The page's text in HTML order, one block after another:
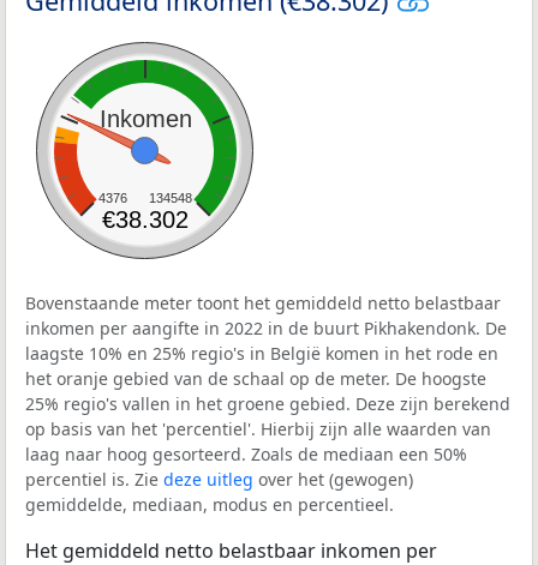
Inkomen
4376 134548
€38.302
Bovenstaande meter toont het gemiddeld netto belastbaar
inkomen per aangifte in 2022 in de buurt Pikhakendonk. De
laagste 10% en 25% regio's in België komen in het rode en
het oranje gebied van de schaal op de meter. De hoogste
25% regio's vallen in het groene gebied. Deze zijn berekend
op basis van het 'percentiel'. Hierbij zijn alle waarden van
laag naar hoog gesorteerd. Zoals de mediaan een 50%
percentiel is. Zie deze uitleg over het (gewogen)
gemiddelde, mediaan, modus en percentieel.
Het gemiddeld netto belastbaar inkomen per